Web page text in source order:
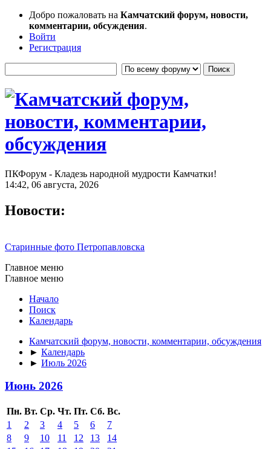
Добро пожаловать на Камчатский форум, новости,
комментарии, обсуждения.
Войти
Регистрация
ПКФорум - Кладезь народной мудрости Камчатки!
14:42, 06 августа, 2026
Новости:
Старинные фото Петропавловска
Главное меню
Главное меню
Начало
Поиск
Календарь
Камчатский форум, новости, комментарии, обсуждения
► Календарь
► Июль 2026
Июнь 2026
Пн. Вт. Ср. Чт. Пт. Сб. Вс.
1
2 3 4 5 6
7
8
9 10 11 12 13
14